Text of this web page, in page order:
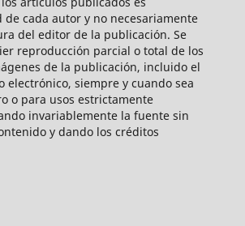
de cada autor y no necesariamente
del editor de la publicación. Se
reproducción parcial o total de los
de la publicación, incluido el
electrónico, siempre y cuando sea
o para usos estrictamente
invariablemente la fuente sin
y dando los créditos